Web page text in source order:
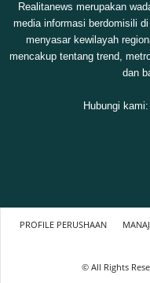
Realitanews merupakan
media informasi berdomisili
menyasar kewilayah
mencakup tentang trend,
dan
Hubungi kami:
PROFILE PERUSHAAN
© All Rights